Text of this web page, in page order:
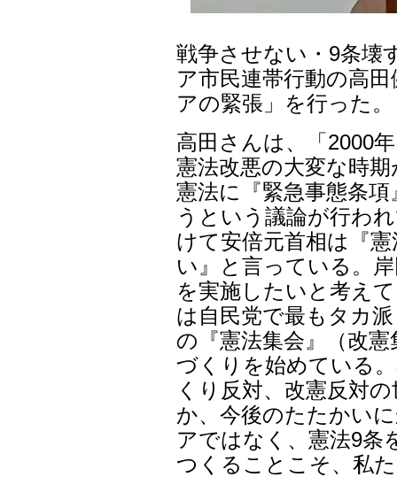
戦争させない・9条壊
ア市民連帯行動の高
アの緊張」を行った。
高田さんは、「2000
憲法改悪の大変な時
憲法に『緊急事態条
うという議論が行わ
けて安倍元首相は『
い』と言っている。
を実施したいと考え
は自民党で最もタカ
の『憲法集会』（改
づくりを始めている
くり反対、改憲反対
か、今後のたたかい
アではなく、憲法9条
つくることこそ、私